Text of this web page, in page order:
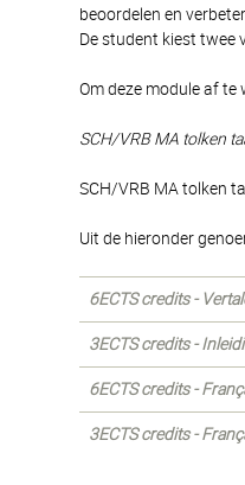
beoordelen en
De student kiest twee
Om deze module af
SCH/VRB MA tolken
SCH/VRB MA tolken
Uit de hieronder
6ECTS credits -
3ECTS credits -
6ECTS credits -
3ECTS credits -